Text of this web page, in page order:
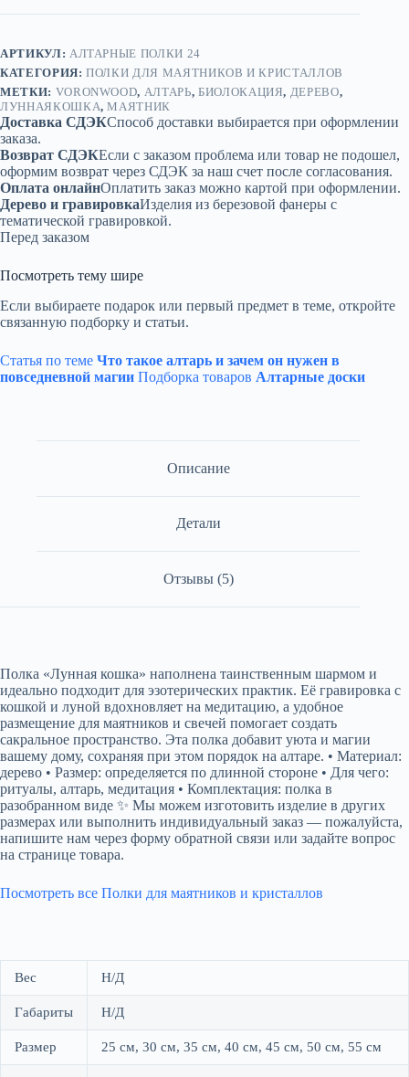
и
АРТИКУЛ: АЛТАРНЫЕ ПОЛКИ 24
КАТЕГОРИЯ:ПОЛКИ ДЛЯ МАЯТНИКОВ И КРИСТАЛЛОВ
МЕТКИ: VORONWOOD, АЛТАРЬ, БИОЛОКАЦИЯ, ДЕРЕВО,
ЛУННАЯКОШКА,МАЯТНИК
Доставка СДЭКСпособ доставки выбирается при оформлении
заказа.
Возврат СДЭКЕсли с заказом проблема или товар не подошел,
оформим возврат через СДЭК за наш счет после согласования.
Оплата онлайнОплатить заказ можно картой при оформлении.
Дерево и гравировкаИзделия из березовой фанеры с
тематической гравировкой.
Перед заказом
Посмотреть тему шире
Если выбираете подарок или первый предмет в теме, откройте
связанную подборку и статьи.
Статья по теме Что такое алтарь и зачем он нужен в
повседневной магии Подборка товаров Алтарные доски
Описание
Детали
Отзывы (5)
Полка «Лунная кошка» наполнена таинственным шармом и
идеально подходит для эзотерических практик. Её гравировка с
кошкой и луной вдохновляет на медитацию, а удобное
размещение для маятников и свечей помогает создать
сакральное пространство. Эта полка добавит уюта и магии
вашему дому, сохраняя при этом порядок на алтаре. • Материал:
дерево • Размер: определяется по длинной стороне • Для чего:
ритуалы, алтарь, медитация • Комплектация: полка в
разобранном виде ✨ Мы можем изготовить изделие в других
размерах или выполнить индивидуальный заказ — пожалуйста,
напишите нам через форму обратной связи или задайте вопрос
на странице товара.
Посмотреть все Полки для маятников и кристаллов
Вес Н/Д
Габариты Н/Д
Размер 25 см, 30 см, 35 см, 40 см, 45 см, 50 см, 55 см